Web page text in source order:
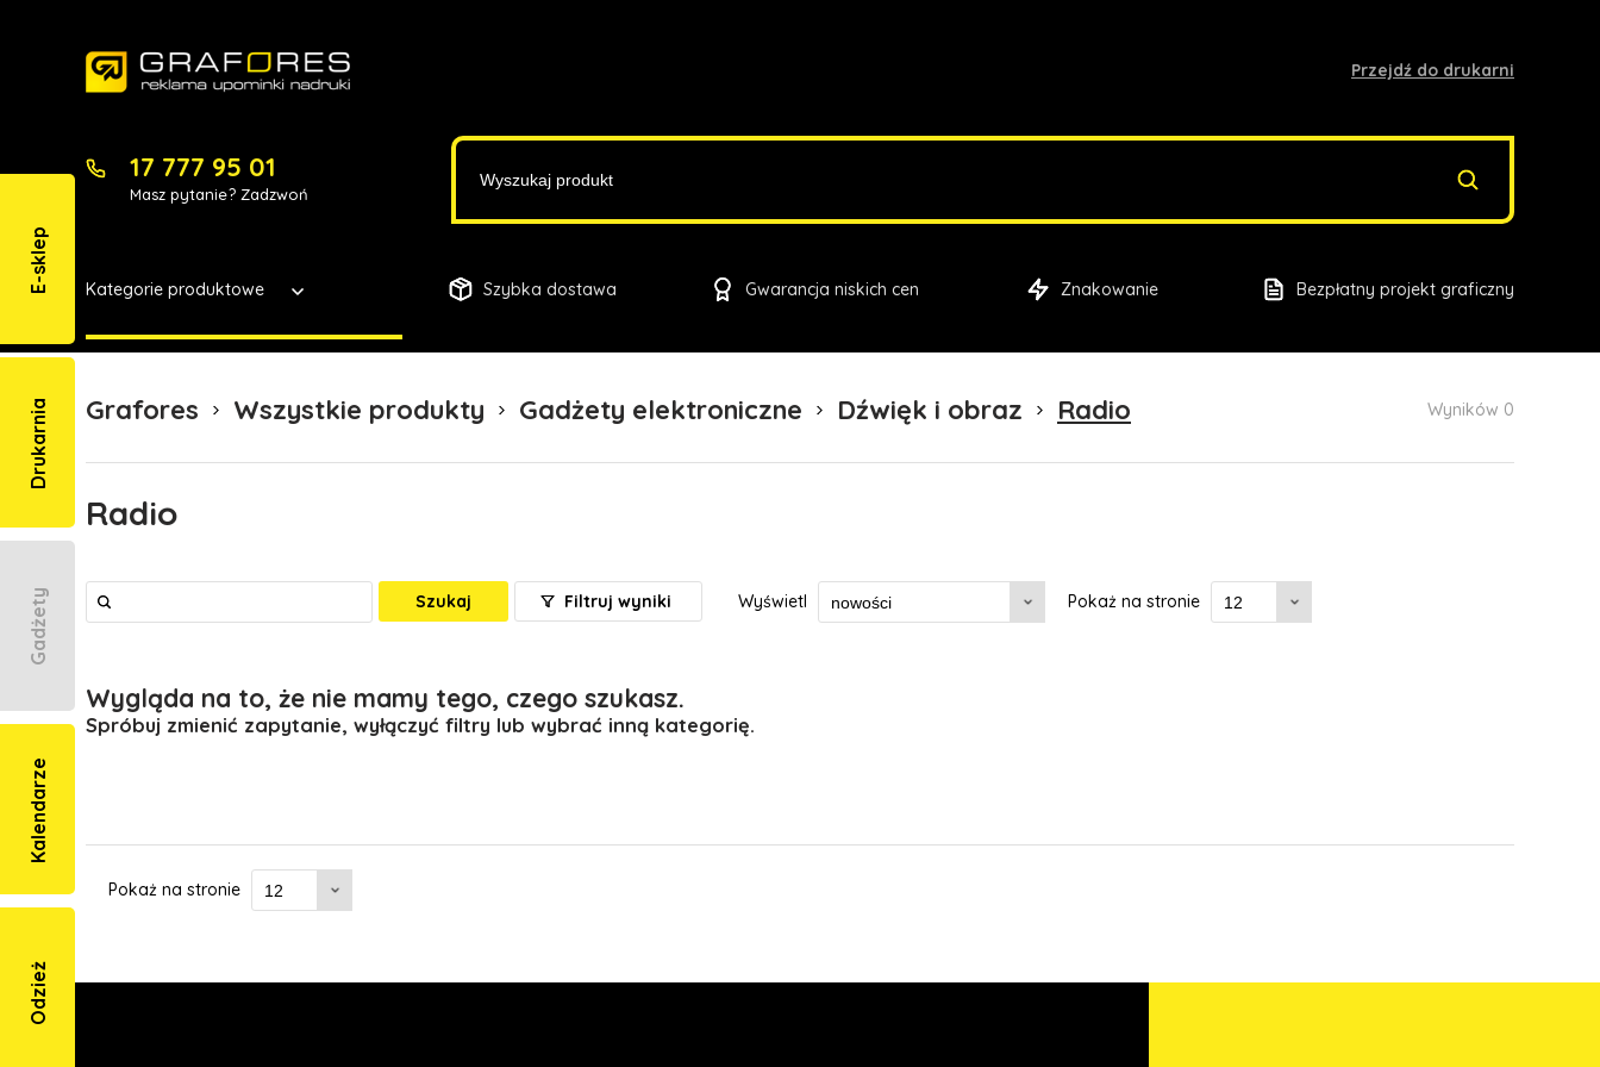
Przejdź do drukarni
17 777 95 01
Masz pytanie? Zadzwoń
Kategorie produktowe Szybka dostawa Gwarancja niskich cen Znakowanie Bezpłatny projekt graficzny
Grafores Wszystkie produkty Gadżety elektroniczne Dźwięk i obraz Radio Wyników 0
Radio
Szukaj Filtruj wyniki Wyświetl Pokaż na stronie
Wygląda na to, że nie mamy tego, czego szukasz.
Spróbuj zmienić zapytanie, wyłączyć filtry lub wybrać inną kategorię.
Pokaż na stronie
E-sklep
Drukarnia
Gadżety
Kalendarze
Odzież